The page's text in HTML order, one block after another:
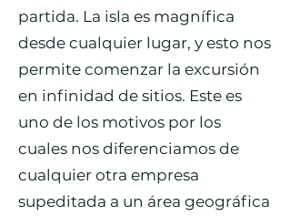
partida. La isla es magnífica
desde cualquier lugar, y esto nos
permite comenzar la excursión
en infinidad de sitios. Este es
uno de los motivos por los
cuales nos diferenciamos de
cualquier otra empresa
supeditada a un área geográfica